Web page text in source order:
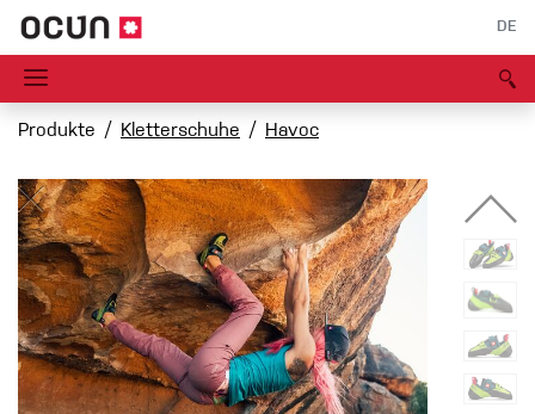
DE
Produkte Kletterschuhe Havoc